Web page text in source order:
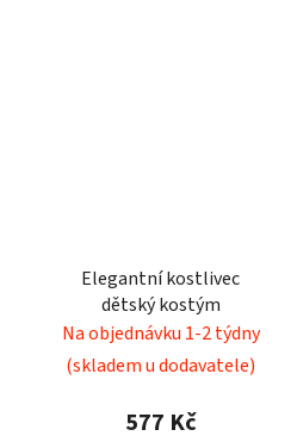
Elegantní kostlivec
dětský kostým
Na objednávku 1-2 týdny
(skladem u dodavatele)
577 Kč